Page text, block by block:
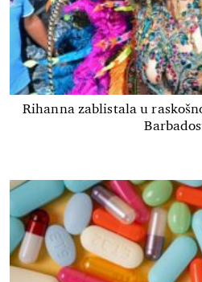
Rihanna zablistala u